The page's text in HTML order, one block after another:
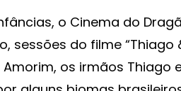
o Cinema do
sessões do filme “Thiago
os irmãos Thiago